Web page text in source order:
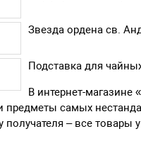
Звезда ордена св.
Подставка для
В интернет-
самых
получателя – все